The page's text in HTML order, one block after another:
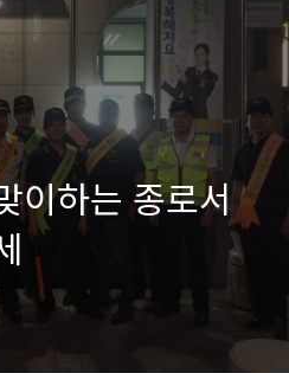
이하는 종로서